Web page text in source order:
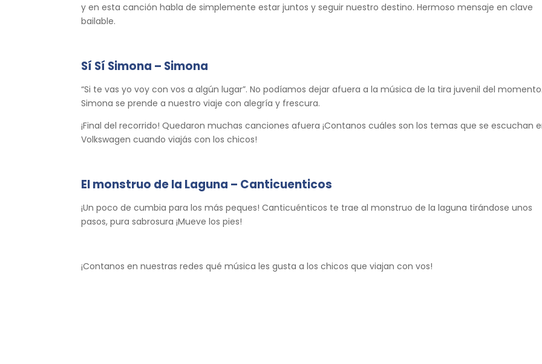
y en esta canción habla de simplemente estar juntos y seguir nuestro destino. Hermoso mensaje en clave
bailable.
Sí Sí Simona – Simona
“Si te vas yo voy con vos a algún lugar”. No podíamos dejar afuera a la música de la tira juvenil del momento.
Simona se prende a nuestro viaje con alegría y frescura.
¡Final del recorrido! Quedaron muchas canciones afuera ¡Contanos cuáles son los temas que se escuchan
Volkswagen cuando viajás con los chicos!
El monstruo de la Laguna – Canticuenticos
¡Un poco de cumbia para los más peques! Canticuénticos te trae al monstruo de la laguna tirándose unos
pasos, pura sabrosura ¡Mueve los pies!
¡Contanos en nuestras redes qué música les gusta a los chicos que viajan con vos!